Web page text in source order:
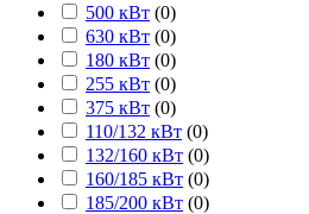
500 кВт (0)
630 кВт (0)
180 кВт (0)
255 кВт (0)
375 кВт (0)
110/132 кВт (0)
132/160 кВт (0)
160/185 кВт (0)
185/200 кВт (0)